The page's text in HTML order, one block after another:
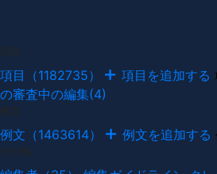
項目（1182735） 項目を追加する
の審査中の編集(4)
例文（1463614） 例文を追加する